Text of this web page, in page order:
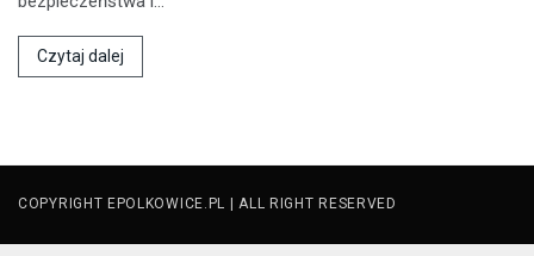
Czytaj dalej
COPYRIGHT EPOLKOWICE.PL | ALL RIGHT RESERVED